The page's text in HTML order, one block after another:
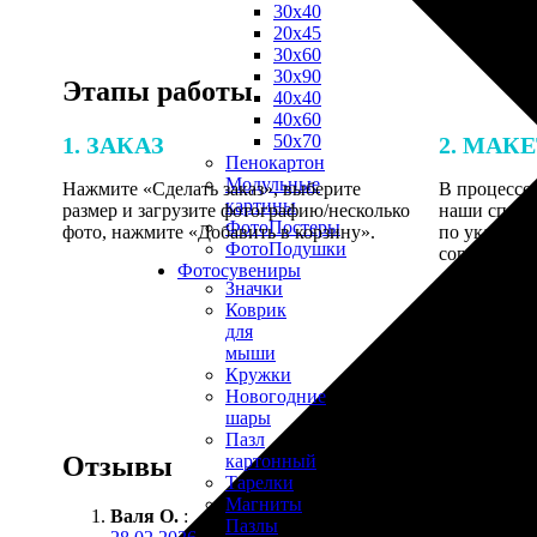
30х40
20х45
30х60
30х90
40х40
40х60
50х70
Пенокартон
Модульные
картины
ФотоПостеры
ФотоПодушки
Фотоcувениры
Значки
Коврик
для
мыши
Кружки
Новогодние
шары
Пазл
картонный
Тарелки
Магниты
Пазлы
Этапы работы
1. ЗАКАЗ
Нажмите «Сделать заказ», выберите
размер и загрузите фотографию/несколько
фото, нажмите «Добавить в корзину».
2.
В процессе
наши
по
Отзывы
Валя О. :